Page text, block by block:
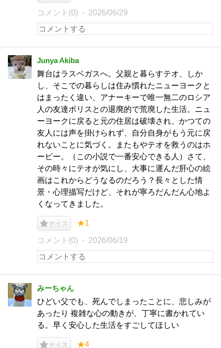
コメント(0) 2026/06/29
Junya Akiba
舞台はラスベガスへ。父親と暮らすテオ、しか
し、そこでの暮らしは住み慣れたニューヨークと
はまったく違い、アナーキーで唯一無二のロシア
人の友達ボリスとの退廃的で荒廃した生活。ニュ
ーヨークに戻ると元の住居は破壊され、かつての
友人には声を掛けられず、自分自身がもう元に戻
れないことに気づく。またもやテオを救うのはホ
ービー。（この小説で一番安心できる人）さて、
その時々にテオが気にし、大事に運んだ肝心の絵
画はこれからどうなるのだろう？長々とした情
景・心理描写だけど、それが寧ろだんだん心地よ
くなってきました。
ナイス ★1
コメント(0) 2026/06/19
みーちゃん
ひどい父でも、死んでしまったことに、悲しみが
あったり 複雑な心の動きが、丁寧に書かれてい
る。早く安心した生活をすごしてほしい
ナイス ★4